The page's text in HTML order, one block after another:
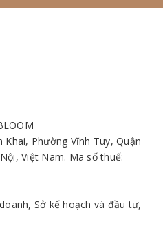
Phường Vĩnh Tuy, Quận
Việt Nam. Mã số thuế:
Sở kế hoạch và đầu tư,